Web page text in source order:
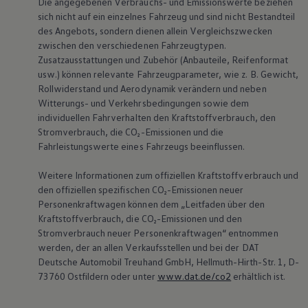
sich nicht auf ein einzelnes Fahrzeug und sind nicht Bestandteil
des Angebots, sondern dienen allein Vergleichszwecken
zwischen den verschiedenen Fahrzeugtypen.
Zusatzausstattungen und Zubehör (Anbauteile, Reifenformat
usw.) können relevante Fahrzeugparameter, wie z. B. Gewicht,
Rollwiderstand und Aerodynamik verändern und neben
Witterungs- und Verkehrsbedingungen sowie dem
individuellen Fahrverhalten den Kraftstoffverbrauch, den
Stromverbrauch, die CO₂-Emissionen und die
Fahrleistungswerte eines Fahrzeugs beeinflussen.
Weitere Informationen zum offiziellen Kraftstoffverbrauch und
den offiziellen spezifischen CO₂-Emissionen neuer
Personenkraftwagen können dem „Leitfaden über den
Kraftstoffverbrauch, die CO₂-Emissionen und den
Stromverbrauch neuer Personenkraftwagen“ entnommen
werden, der an allen Verkaufsstellen und bei der DAT
Deutsche Automobil Treuhand GmbH, Hellmuth-Hirth-Str. 1, D-
73760 Ostfildern oder unter www.dat.de/co2 erhältlich ist.